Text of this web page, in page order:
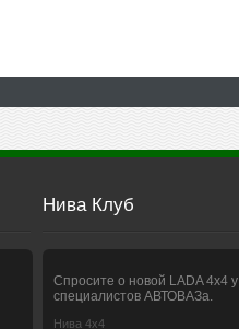
Нива Клуб
Спросите о новой LADA 4x4 у
специалистов АВТОВАЗа.
Нива 4х4